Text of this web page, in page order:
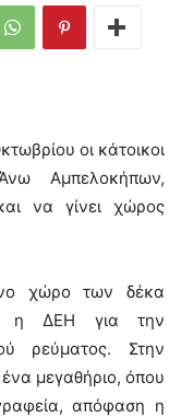
οι κάτοικοι
Αμπελοκήπων,
να γίνει χώρος
χώρο των δέκα
η ΔΕΗ για την
ρεύματος. Στην
μεγαθήριο, όπου
απόφαση η